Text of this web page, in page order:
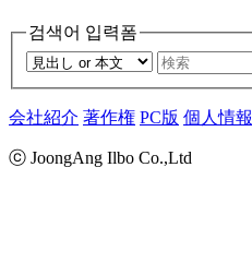
검색어 입력폼
会社紹介 著作権 PC版 個人情報
ⓒ JoongAng Ilbo Co.,Ltd